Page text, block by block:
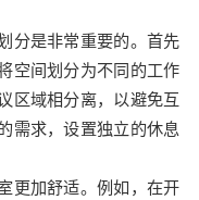
分是非常重要的。首先
空间划分为不同的工作
区域相分离，以避免互
需求，设置独立的休息
更加舒适。例如，在开